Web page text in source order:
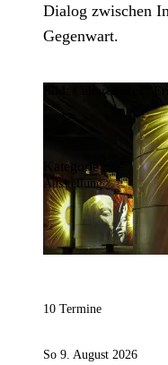
Dialog zwischen
Gegenwart.
Culturespaces /
Kategorie
Ausstellung
10 Termine
So 9. August 2026